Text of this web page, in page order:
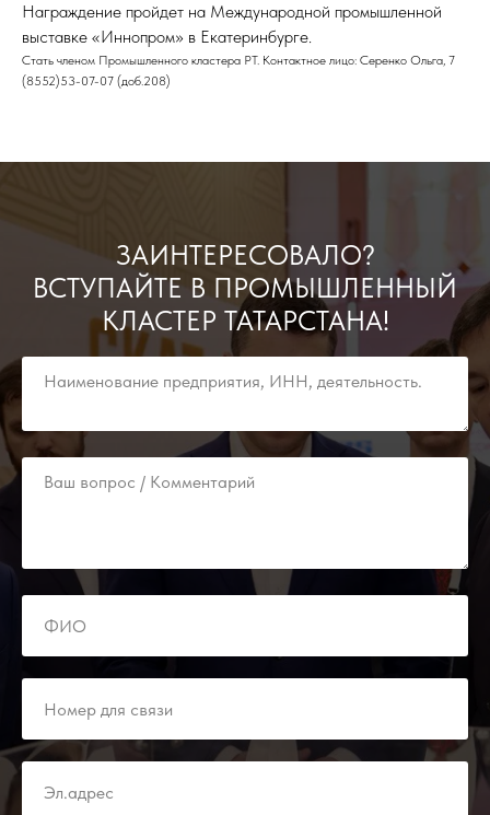
Награждение пройдет на Международной промышленной
выставке «Иннопром» в Екатеринбурге.
Стать членом Промышленного кластера РТ. Контактное лицо: Серенко Ольга, 7
(8552)53-07-07 (доб.208)
ЗАИНТЕРЕСОВАЛО?
ВСТУПАЙТЕ В ПРОМЫШЛЕННЫЙ
КЛАСТЕР ТАТАРСТАНА!